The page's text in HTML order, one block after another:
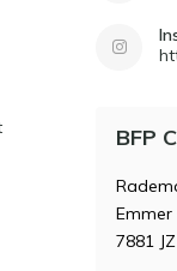
BFP
7881 JZ